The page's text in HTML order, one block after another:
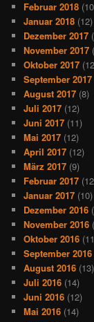
Februar 2018
Januar 2018 (12)
Dezember 2017
November 2017
Oktober 2017
September 2017
August 2017 (8)
Juli 2017 (12)
Juni 2017 (11)
Mai 2017 (12)
April 2017 (12)
März 2017 (9)
Februar 2017
Januar 2017 (10)
Dezember 2016
November 2016
Oktober 2016
September 2016
August 2016 (13)
Juli 2016 (14)
Juni 2016 (12)
Mai 2016 (14)